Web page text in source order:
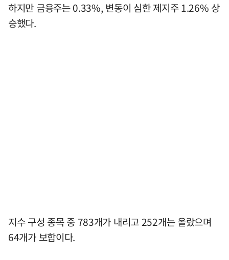
하지만 금융주는 0.33%, 변동이 심한 제지주 1.26% 상
승했다.
지수 구성 종목 중 783개가 내리고 252개는 올랐으며
64개가 보합이다.